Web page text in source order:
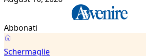
Abbonati
Schermaglie